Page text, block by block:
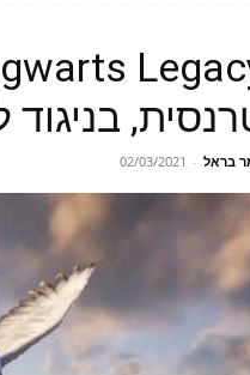
בראל -
02/03/2021